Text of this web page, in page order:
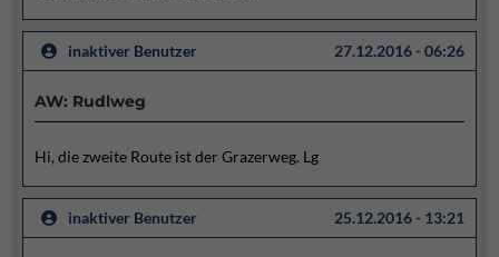
inaktiver Benutzer 27.12.2016 - 06:26
AW: Rudlweg
Hi, die zweite Route ist der Grazerweg. Lg
inaktiver Benutzer 25.12.2016 - 13:21